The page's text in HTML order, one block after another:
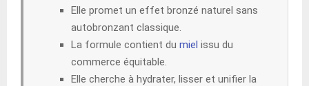
Elle promet un effet bronzé naturel sans
autobronzant classique.
La formule contient du miel issu du
commerce équitable.
Elle cherche à hydrater, lisser et unifier la